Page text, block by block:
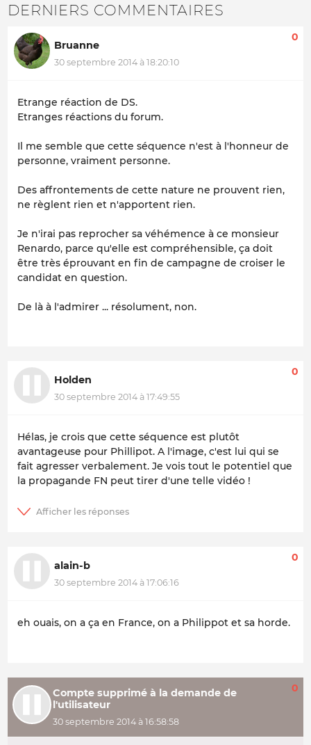
DERNIERS COMMENTAIRES
Bruanne
30 septembre 2014 à 18:20:10
0
Etrange réaction de DS.
Etranges réactions du forum.
Il me semble que cette séquence n'est à l'honneur de
personne, vraiment personne.
Des affrontements de cette nature ne prouvent rien,
ne règlent rien et n'apportent rien.
Je n'irai pas reprocher sa véhémence à ce monsieur
Renardo, parce qu'elle est compréhensible, ça doit
être très éprouvant en fin de campagne de croiser le
candidat en question.
De là à l'admirer ... résolument, non.
Holden
30 septembre 2014 à 17:49:55
0
Hélas, je crois que cette séquence est plutôt
avantageuse pour Phillipot. A l'image, c'est lui qui se
fait agresser verbalement. Je vois tout le potentiel que
la propagande FN peut tirer d'une telle vidéo !
alain-b
30 septembre 2014 à 17:06:16
0
eh ouais, on a ça en France, on a Philippot et sa horde.
Compte supprimé à la demande de
l'utilisateur
30 septembre 2014 à 16:58:58
0